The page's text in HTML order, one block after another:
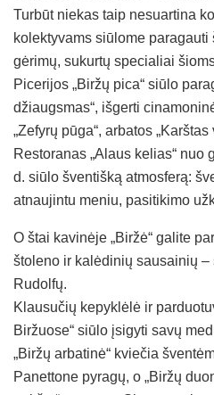
Turbūt niekas taip nesuartina
kolektyvams siūlome
gėrimų, sukurtų specialiai
Picerijos „Biržų pica“ siūlo
džiaugsmas“, išgerti
„Zefyrų pūga“, arbatos „Karštas
Restoranas „Alaus kelias“ nuo
d. siūlo šventišką atmosferą:
atnaujintu meniu, pasitikimo
O štai kavinėje „Biržė“ galite
štoleno ir kalėdinių sausainių
Rudolfų.
Klausučių kepyklėlė ir
Biržuose“ siūlo įsigyti savų
„Biržų arbatinė“ kviečia
Panettone pyragų, o „Biržų